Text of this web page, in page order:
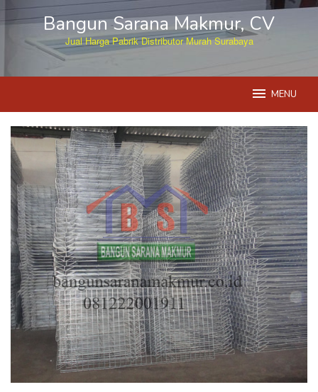
Skip
Bangun Sarana Makmur, CV
Jual Harga Pabrik Distributor Murah Surabaya
MENU